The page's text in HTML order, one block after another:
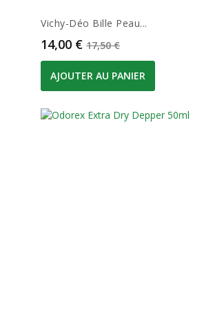
Vichy-Déo Bille Peau...
Prix
14,00 € Prix de base
17,50 €
AJOUTER AU PANIER